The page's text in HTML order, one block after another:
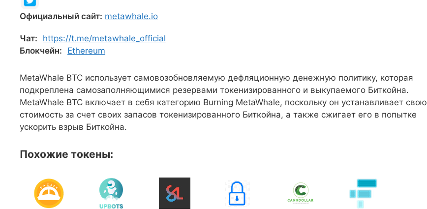
Официальный сайт: metawhale.io
Чат:
https://t.me/metawhale_official
Блокчейн:
Ethereum
MetaWhale BTC использует самовозобновляемую дефляционную денежную политику, которая
подкреплена самозаполняющимися резервами токенизированного и выкупаемого Биткойна.
MetaWhale BTC включает в себя категорию Burning MetaWhale, поскольку он устанавливает свою
стоимость за счет своих запасов токенизированного Биткойна, а также сжигает его в попытке
ускорить взрыв Биткойна.
Похожие токены: